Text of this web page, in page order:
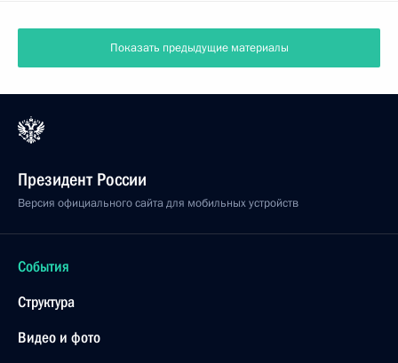
Показать предыдущие материалы
Президент России
Версия официального сайта для мобильных устройств
События
Структура
Видео и фото